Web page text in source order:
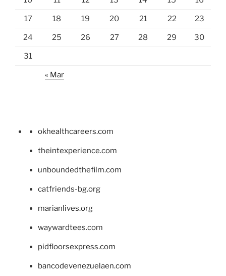
17 18 19 20 21 22 23
24 25 26 27 28 29 30
31
« Mar
okhealthcareers.com
theintexperience.com
unboundedthefilm.com
catfriends-bg.org
marianlives.org
waywardtees.com
pidfloorsexpress.com
bancodevenezuelaen.com